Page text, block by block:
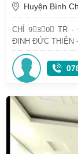
Huyện Bình
CHỈ 9⃣3⃣0⃣ TR -
ĐINH ĐỨC THIỆN